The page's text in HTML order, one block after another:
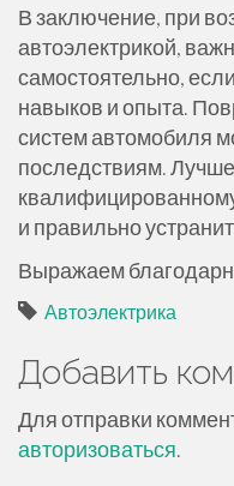
В заключение, при
автоэлектрикой,
самостоятельно,
навыков и опыта.
систем автомобиля
последствиям.
и правильно
Выражаем
Автоэлектрика
Добавить
Для отправки
авторизоваться.